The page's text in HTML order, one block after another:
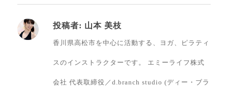
投稿者: 山本 美枝
香川県高松市を中心に活動する、ヨガ、ピラティ
スのインストラクターです。 エミーライフ株式
会社 代表取締役／d.branch studio (ディー・ブラ